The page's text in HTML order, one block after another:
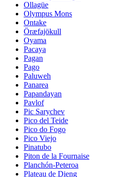
Ollagüe
Olympus Mons
Ontake
Öræfajökull
Oyama
Pacaya
Pagan
Pago
Paluweh
Panarea
Papandayan
Pavlof
Pic Sarychev
Pico del Teide
Pico do Fogo
Pico Viejo
Pinatubo
Piton de la Fournaise
Planchón-Peteroa
Plateau de Dieng